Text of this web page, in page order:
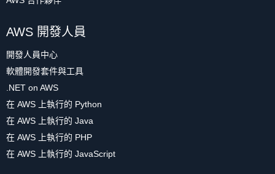
AWS 開發人員
開發人員中心
軟體開發套件與工具
.NET on AWS
在 AWS 上執行的 Python
在 AWS 上執行的 Java
在 AWS 上執行的 PHP
在 AWS 上執行的 JavaScript